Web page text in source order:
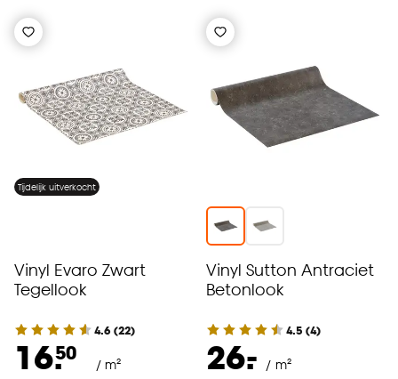
Tijdelijk uitverkocht
Vinyl Evaro Zwart
Tegellook
4.6 (22)
16.50
/ m²
Vinyl Sutton Antraciet
Betonlook
4.5 (4)
26.
- / m²